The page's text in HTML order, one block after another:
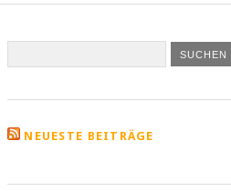
NEUESTE BEITRÄGE